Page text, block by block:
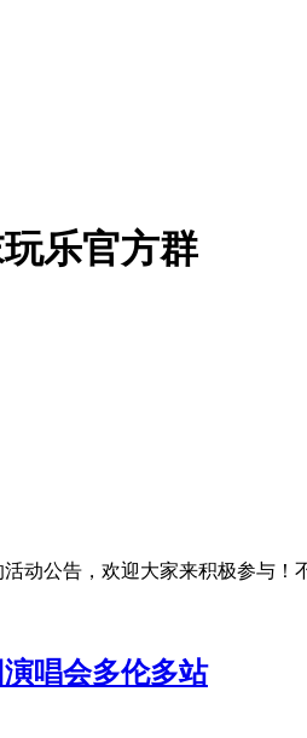
乐官方群
动公告，欢迎大家来积极参与
唱会多伦多站